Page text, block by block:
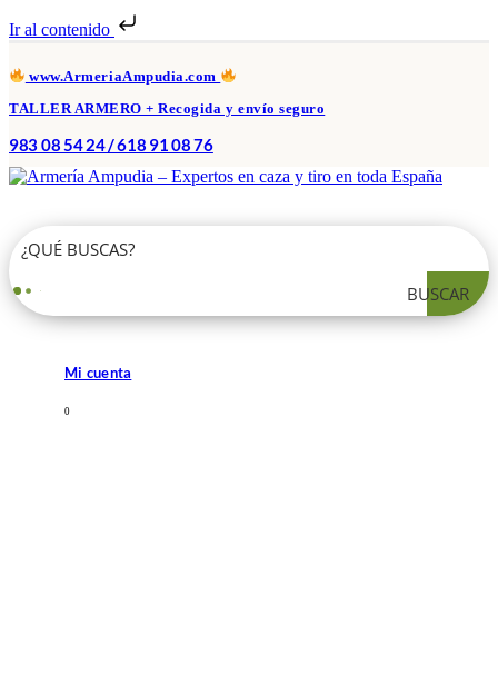
Ir al contenido
www.ArmeriaAmpudia.com
TALLER ARMERO + Recogida y envío seguro
983 08 54 24 / 618 91 08 76
BUSCAR
Mi cuenta
0